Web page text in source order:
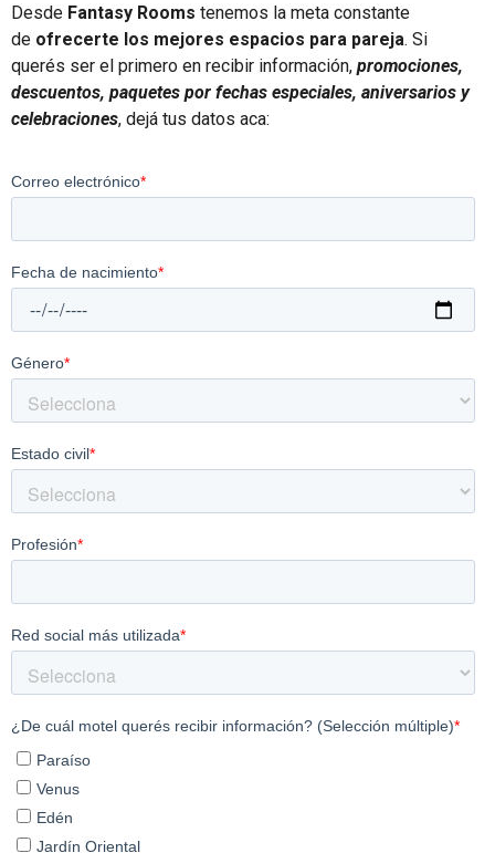
Desde Fantasy Rooms tenemos la meta constante
de ofrecerte los mejores espacios para pareja. Si
querés ser el primero en recibir información, promociones,
descuentos, paquetes por fechas especiales, aniversarios y
celebraciones, dejá tus datos aca: